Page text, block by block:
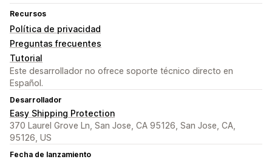
Recursos
Política de privacidad
Preguntas frecuentes
Tutorial
Este desarrollador no ofrece soporte técnico directo en
Español.
Desarrollador
Easy Shipping Protection
370 Laurel Grove Ln, San Jose, CA 95126, San Jose, CA,
95126, US
Fecha de lanzamiento